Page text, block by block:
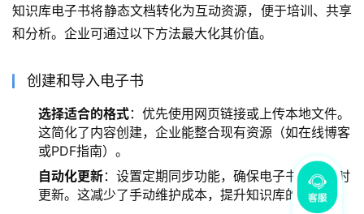
知识库电子书将静态文档转化为互动资源，便于培训、共享
和分析。企业可通过以下方法最大化其价值。
创建和导入电子书
选择适合的格式：优先使用网页链接或上传本地文件。
这简化了内容创建，企业能整合现有资源（如在线博客
或PDF指南）。
自动化更新：设置定期同步功能，确保电子书内容实时
更新。这减少了手动维护成本，提升知识库的准确性。